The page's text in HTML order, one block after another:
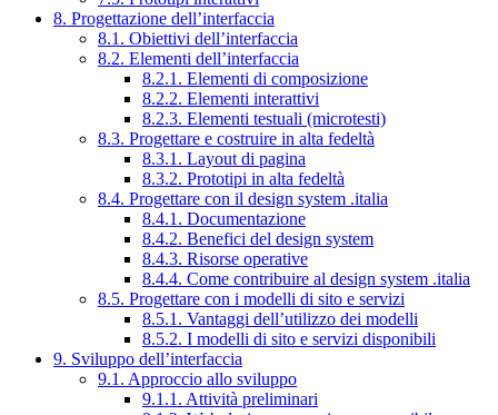
8. Progettazione dell’interfaccia
8.1. Obiettivi dell’interfaccia
8.2. Elementi dell’interfaccia
8.2.1. Elementi di composizione
8.2.2. Elementi interattivi
8.2.3. Elementi testuali (microtesti)
8.3. Progettare e costruire in alta fedeltà
8.3.1. Layout di pagina
8.3.2. Prototipi in alta fedeltà
8.4. Progettare con il design system .italia
8.4.1. Documentazione
8.4.2. Benefici del design system
8.4.3. Risorse operative
8.4.4. Come contribuire al design system .italia
8.5. Progettare con i modelli di sito e servizi
8.5.1. Vantaggi dell’utilizzo dei modelli
8.5.2. I modelli di sito e servizi disponibili
9. Sviluppo dell’interfaccia
9.1. Approccio allo sviluppo
9.1.1. Attività preliminari